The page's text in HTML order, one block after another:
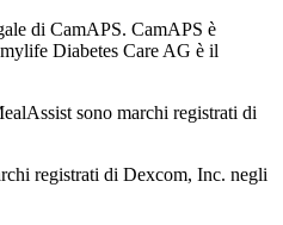
di CamAPS. CamAPS è
Diabetes Care AG è il
sono marchi registrati di
registrati di Dexcom, Inc. negli